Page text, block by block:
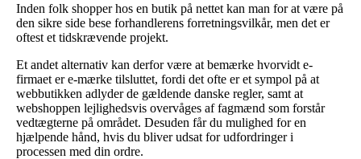
Inden folk shopper hos en butik på nettet kan man for at være på
den sikre side bese forhandlerens forretningsvilkår, men det er
oftest et tidskrævende projekt.
Et andet alternativ kan derfor være at bemærke hvorvidt e-
firmaet er e-mærke tilsluttet, fordi det ofte er et sympol på at
webbutikken adlyder de gældende danske regler, samt at
webshoppen lejlighedsvis overvåges af fagmænd som forstår
vedtægterne på området. Desuden får du mulighed for en
hjælpende hånd, hvis du bliver udsat for udfordringer i
processen med din ordre.